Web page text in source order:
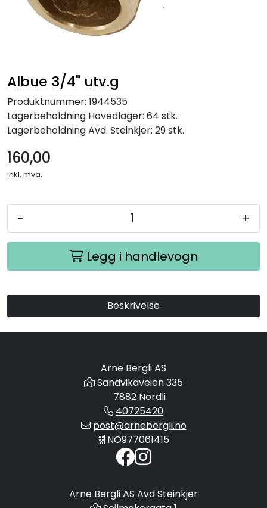
Albue 3/4" utv.g
Produktnummer: 1944535
Lagerbeholdning Hovedlager: 64 stk.
LagerbeholdningAvd. Steinkjer: 29 stk.
160,00
inkl. mva.
- +
Legg i handlevogn
Beskrivelse
Arne Bergli AS
Sandvikaveien 335
7882 Nordli
40725420
post@arnebergli.no
NO977061415
Arne Bergli AS Avd Steinkjer